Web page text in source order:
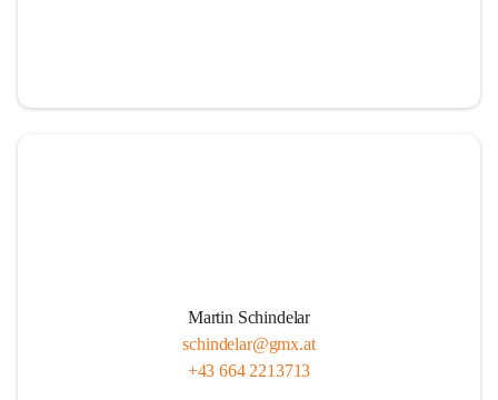
Martin Schindelar
schindelar@gmx.at
+43 664 2213713